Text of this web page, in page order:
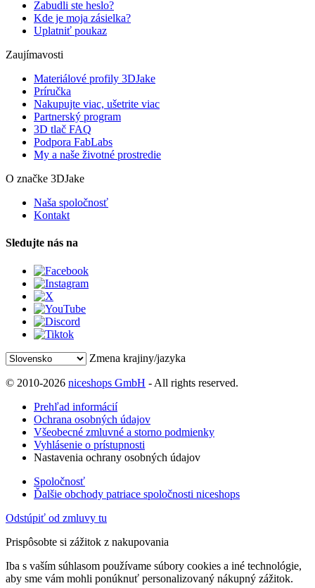
Zabudli ste heslo?
Kde je moja zásielka?
Uplatniť poukaz
Zaujímavosti
Materiálové profily 3DJake
Príručka
Nakupujte viac, ušetrite viac
Partnerský program
3D tlač FAQ
Podpora FabLabs
My a naše životné prostredie
O značke 3DJake
Naša spoločnosť
Kontakt
Sledujte nás na
Zmena krajiny/jazyka
© 2010-2026 niceshops GmbH - All rights reserved.
Prehľad informácií
Ochrana osobných údajov
Všeobecné zmluvné a storno podmienky
Vyhlásenie o prístupnosti
Nastavenia ochrany osobných údajov
Spoločnosť
Ďalšie obchody patriace spoločnosti niceshops
Odstúpiť od zmluvy tu
Prispôsobte si zážitok z nakupovania
Iba s vaším súhlasom používame súbory cookies a iné technológie,
aby sme vám mohli ponúknuť personalizovaný nákupný zážitok.